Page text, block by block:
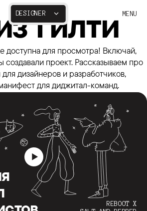
DESIGNER
DEVELOPER
MENU
гилти
доступна для просмотра! Включай,
создавали проект. Рассказываем про
дизайнеров и разработчиков,
для диджитал-команд.
REBOOT X